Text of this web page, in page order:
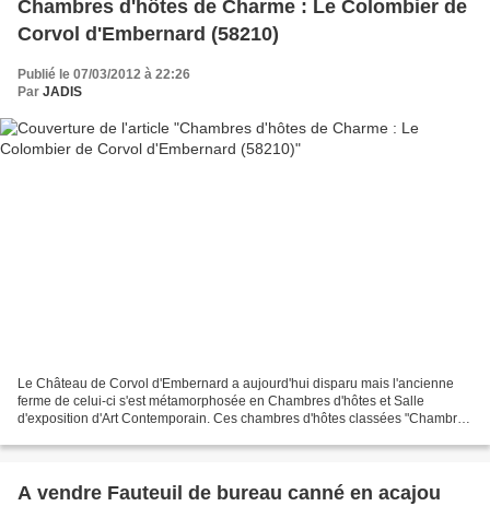
Chambres d'hôtes de Charme : Le Colombier de
Corvol d'Embernard (58210)
Publié le 07/03/2012 à 22:26
Par JADIS
Le Château de Corvol d'Embernard a aujourd'hui disparu mais l'ancienne
ferme de celui-ci s'est métamorphosée en Chambres d'hôtes et Salle
d'exposition d'Art Contemporain. Ces chambres d'hôtes classées "Chambres
A vendre Fauteuil de bureau canné en acajou